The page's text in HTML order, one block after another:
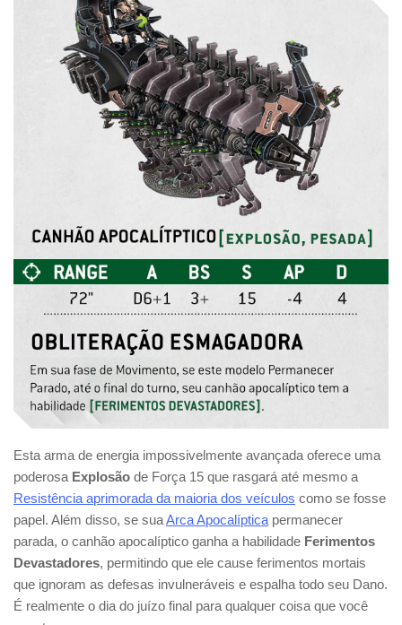
Esta arma de energia impossivelmente avançada oferece uma
poderosa Explosão de Força 15 que rasgará até mesmo a
Resistência aprimorada da maioria dos veículos como se fosse
papel. Além disso, se suaArca Apocalíptica permanecer
parada, o canhão apocalíptico ganha a habilidade Ferimentos
Devastadores, permitindo que ele cause ferimentos mortais
que ignoram as defesas invulneráveis e espalha todo seu Dano.
É realmente o dia do juízo final para qualquer coisa que você